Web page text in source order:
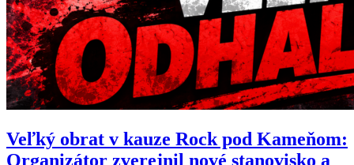
Veľký obrat v kauze Rock pod Kameňom:
Organizátor zverejnil nové stanovisko a